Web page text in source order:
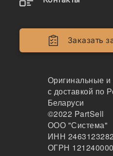
Заказать
Оригинальные и
с доставкой по
Беларуси
©2022 PartSell
ООО "Система"
ИНН 2463123282
ОГРН
84015852
Наличие B-1550 на
отгрузки
B-1550
Ремень приводной
78
Санкт-
2-3 дня